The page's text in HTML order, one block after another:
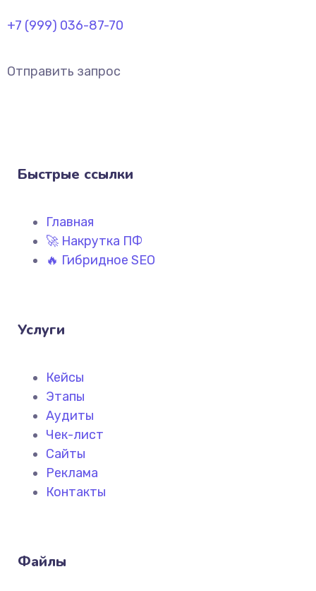
+7 (999) 036-87-70
Отправить запрос
Быстрые ссылки
Главная
🚀 Накрутка ПФ
🔥 Гибридное SEO
Услуги
Кейсы
Этапы
Аудиты
Чек-лист
Сайты
Реклама
Контакты
Файлы